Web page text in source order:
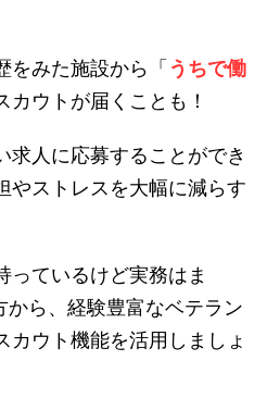
をみた施設から「うちで働
カウトが届くことも！
求人に応募することができ
やストレスを大幅に減らす
っているけど実務はま
ら、経験豊富なベテラン
カウト機能を活用しましょ